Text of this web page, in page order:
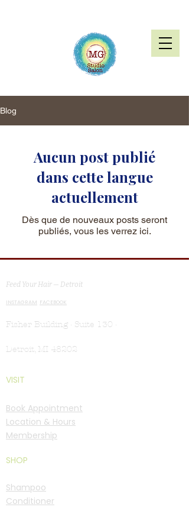
Blog
Aucun post publié
dans cette langue
actuellement
Dès que de nouveaux posts seront
publiés, vous les verrez ici.
Feed Your Hair — Detroit
INSTAGRAM FACEBOOK
Fisher Building · Suite 130 ·
Detroit, MI 48202
VISIT
Book Appointment
Location & Hours
Membership
SHOP
Shampoo
Conditioner